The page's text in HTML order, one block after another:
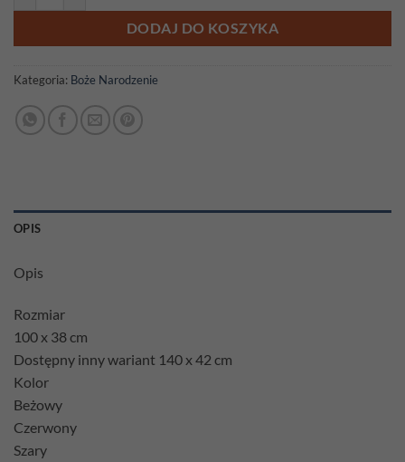
DODAJ DO KOSZYKA
Kategoria: Boże Narodzenie
OPIS
Opis
Rozmiar
100 x 38 cm
Dostępny inny wariant 140 x 42 cm
Kolor
Beżowy
Czerwony
Szary